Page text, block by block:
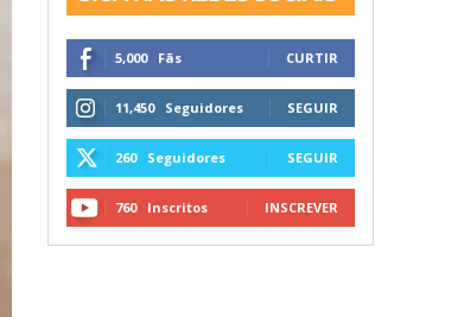
5,000 Fãs CURTIR
11,450 Seguidores SEGUIR
260 Seguidores SEGUIR
760 Inscritos INSCREVER